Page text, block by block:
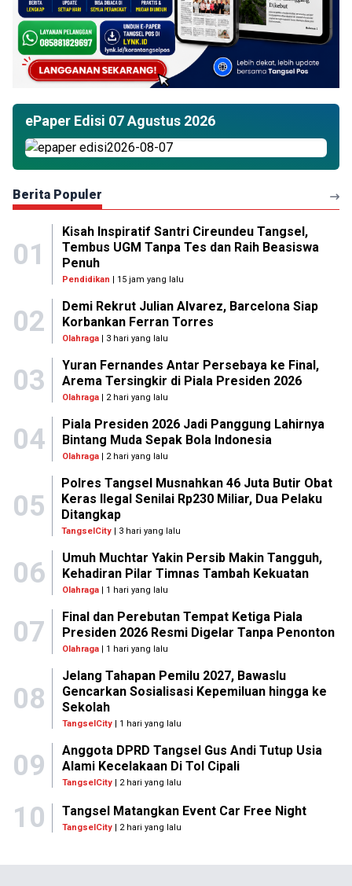
ePaper Edisi 07 Agustus 2026
Berita Populer
01
Kisah Inspiratif Santri Cireundeu Tangsel,
Tembus UGM Tanpa Tes dan Raih Beasiswa
Penuh
Pendidikan | 15 jam yang lalu
02
Demi Rekrut Julian Alvarez, Barcelona Siap
Korbankan Ferran Torres
Olahraga| 3 hari yang lalu
03
Yuran Fernandes Antar Persebaya ke Final,
Arema Tersingkir di Piala Presiden 2026
Olahraga| 2 hari yang lalu
04
Piala Presiden 2026 Jadi Panggung Lahirnya
Bintang Muda Sepak Bola Indonesia
Olahraga| 2 hari yang lalu
05
Polres Tangsel Musnahkan 46 Juta Butir Obat
Keras Ilegal Senilai Rp230 Miliar, Dua Pelaku
Ditangkap
TangselCity | 3 hari yang lalu
06
Umuh Muchtar Yakin Persib Makin Tangguh,
Kehadiran Pilar Timnas Tambah Kekuatan
Olahraga| 1 hari yang lalu
07
Final dan Perebutan Tempat Ketiga Piala
Presiden 2026 Resmi Digelar Tanpa Penonton
Olahraga| 1 hari yang lalu
08
Jelang Tahapan Pemilu 2027, Bawaslu
Gencarkan Sosialisasi Kepemiluan hingga ke
Sekolah
TangselCity| 1 hari yang lalu
09
Anggota DPRD Tangsel Gus Andi Tutup Usia
Alami Kecelakaan Di Tol Cipali
TangselCity| 2 hari yang lalu
10 Tangsel Matangkan Event Car Free Night
TangselCity | 2 hari yang lalu